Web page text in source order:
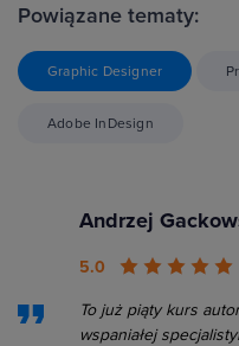
Powiązane tematy:
Graphic Designer
Adobe InDesign
Andrzej
5.0
To już piąty kurs
wspaniałej